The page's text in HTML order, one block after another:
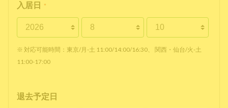
入居日 *
※ 対応可能時間：東京/月-土 11:00/14:00/16:30、 関西・仙台/火-土
11:00-17:00
退去予定日